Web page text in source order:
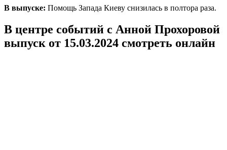
В выпуске: Помощь Запада Киеву снизилась в полтора раза.
В центре событий с Анной Прохоровой
выпуск от 15.03.2024 смотреть онлайн